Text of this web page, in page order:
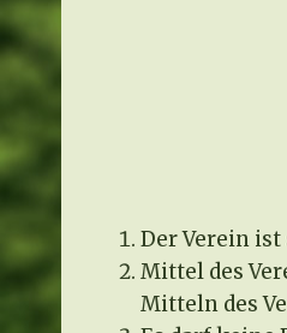
Der Verein
Mittel des
Mitteln des